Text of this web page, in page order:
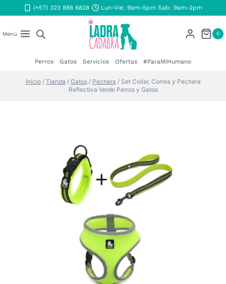
al
(+57) 323 886 6828 Lun-Vie: 9am-5pm Sab: 9am-2pm
Menú 0
Perros Gatos Servicios Ofertas #ParaMiHumano
Inicio / Tienda / Gatos / Pechera / Set Collar, Correa y Pechera
Reflectiva Verde Perros y Gatos